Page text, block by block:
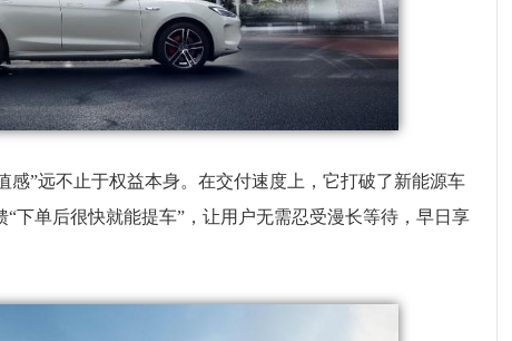
感”远不止于权益本身。在交付速度上，它打破了新能源车
下单后很快就能提车”，让用户无需忍受漫长等待，早日享